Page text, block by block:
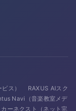
ス）
RAXUS AIスク
Navi（音楽教室メデ
カーネクスト（ネット完